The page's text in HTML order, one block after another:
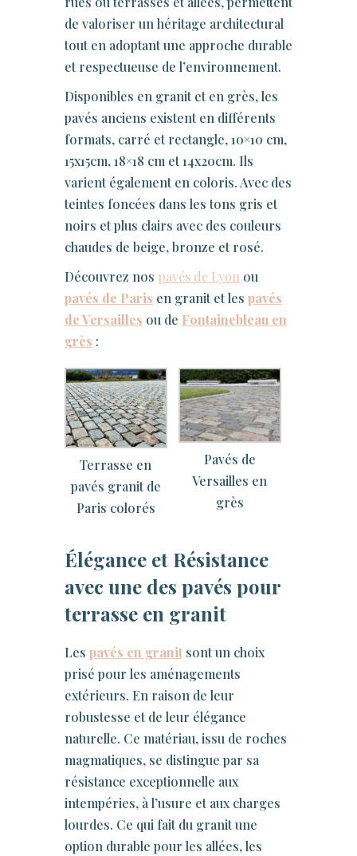
de valoriser un héritage architectural
tout en adoptant une approche durable
et respectueuse de l’environnement.
Disponibles en granit et en grès, les
pavés anciens existent en différents
formats, carré et rectangle, 10×10 cm,
15x15cm, 18×18 cm et 14x20cm. Ils
varient également en coloris. Avec des
teintes foncées dans les tons gris et
noirs et plus clairs avec des couleurs
chaudes de beige, bronze et rosé.
Découvrez nos pavés de Lyonou
pavés de Paris en granit et les pavés
de Versailles ou de Fontainebleau en
grès :
Terrasse en
pavés granit de
Paris colorés
Pavés de
Versailles en
grès
Élégance et Résistance
avec une des pavés pour
terrasse en granit
Les pavés en granitsont un choix
prisé pour les aménagements
extérieurs. En raison de leur
robustesse et de leur élégance
naturelle. Ce matériau, issu de roches
magmatiques, se distingue par sa
résistance exceptionnelle aux
intempéries, à l’usure et aux charges
lourdes. Ce qui fait du granit une
option durable pour les allées, les